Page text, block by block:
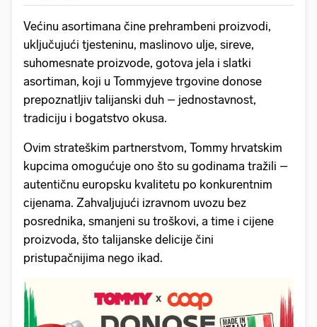
Većinu asortimana čine prehrambeni proizvodi,
uključujući tjesteninu, maslinovo ulje, sireve,
suhomesnate proizvode, gotova jela i slatki
asortiman, koji u Tommyjeve trgovine donose
prepoznatljiv talijanski duh – jednostavnost,
tradiciju i bogatstvo okusa.
Ovim strateškim partnerstvom, Tommy hrvatskim
kupcima omogućuje ono što su godinama tražili –
autentičnu europsku kvalitetu po konkurentnim
cijenama. Zahvaljujući izravnom uvozu bez
posrednika, smanjeni su troškovi, a time i cijene
proizvoda, što talijanske delicije čini
pristupačnijima nego ikad.